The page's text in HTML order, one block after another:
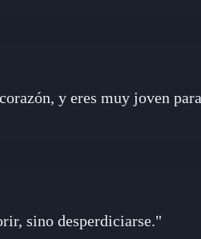
y eres muy joven
sino desperdiciarse."